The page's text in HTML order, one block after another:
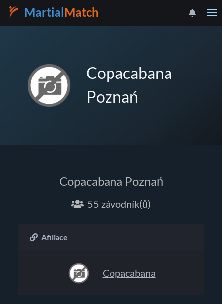
Martial Match
Copacabana
Poznań
Copacabana Poznań
55 závodník(ů)
Afiliace
Copacabana